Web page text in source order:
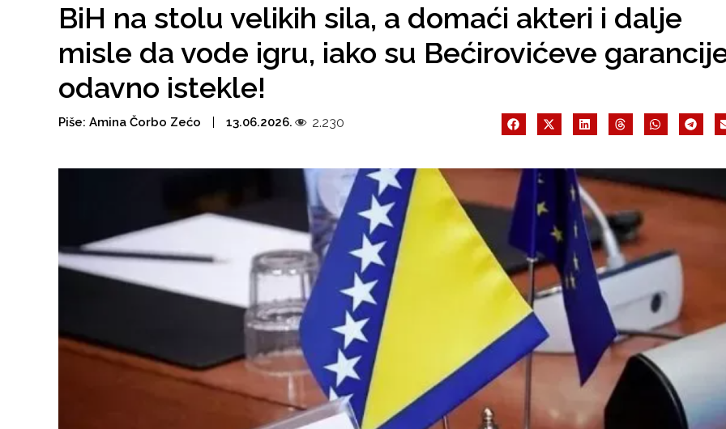
BiH na stolu velikih sila, a domaći akteri i dalje
misle da vode igru, iako su Bećirovićeve
odavno istekle!
Piše: Amina Čorbo Zećo 13.06.2026. 2.230